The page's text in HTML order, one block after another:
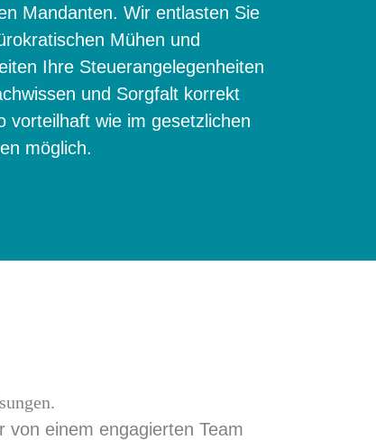
Mandanten. Wir entlasten Sie
Mühen und
Ihre Steuerangelegenheiten
und Sorgfalt korrekt
vorteilhaft wie im gesetzlichen
möglich.
einem engagierten Team